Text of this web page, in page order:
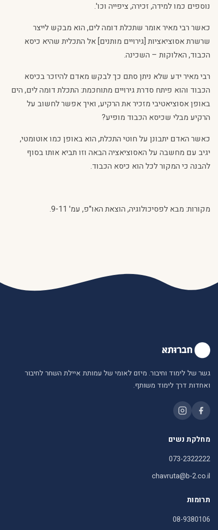
נוספים כמו למידה, זכירה, ציפייה וכו'.
כאשר רבי מאיר אומר שתכלת דומה לים, הוא מבקש לייצר
שרשרת אסוציאציות [גירויים מותנים] אל התכלית שהיא כיסא
הכבוד, האלוקות – השכינה.
רבי מאיר ידע שלא ניתן סתם כך לבקש מאדם להיזכר בכיסא
הכבוד והוא פיתח סדרת גירויים מתוחכמת: התכלת דומה לים, הים
באופן אסוציאטיבי מזכיר את הרקיע, ואיך אפשר לחשוב על
הרקיע מבלי שכיסא הכבוד מופיע?
כאשר האדם יתבונן על חוטי התכלת, הוא באופן כמו אוטומטי,
יגיב עם מחשבה על האסוציאציה הבאה וזו תביא אותו בסוף
להבנה כי המקור לכל הוא כיסא הכבוד.
מקורות: מבא לפסיכולוגיה, הוצאת האו"פ, עמ' 9-11.
גשר של לימוד וחיבור. מיזם לאומי של עמותת איילת השחר לחיבור
ואחדות דרך לימוד משותף.
מחלקת נשים
073-2322222
chavruta@b-2.co.il
תרומות
08-9380106